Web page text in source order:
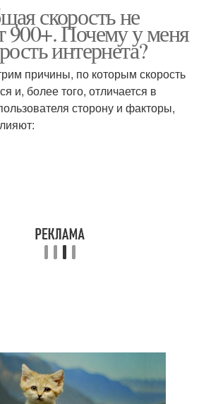
скорость не
900+. Почему у меня
интернета?
причины, по которым скорость
и, более того, отличается в
сторону и факторы,